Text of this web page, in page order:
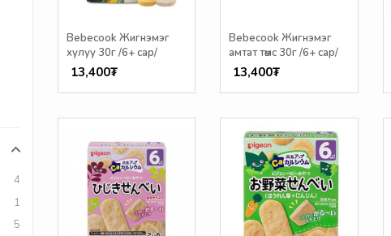
4
1
5
Bebecook Жигнэмэг
хулуу 30г /6+ сар/
13,400₮
Bebecook Жигнэмэг
амтат төмс 30г /6+ сар/
13,400₮